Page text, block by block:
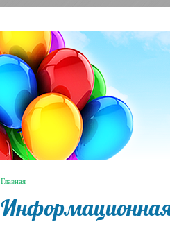
Главная
Информационная